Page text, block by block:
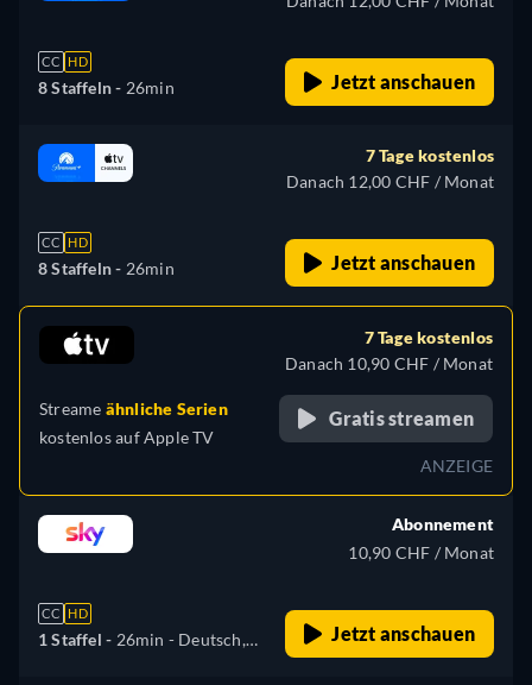
CC HD
8 Staffeln - 26min Jetzt anschauen
CC HD
8 Staffeln - 26min
7 Tage kostenlos
Danach 12,00 CHF / Monat
Jetzt anschauen
Streame ähnliche Serien
kostenlos aufApple TV
7 Tage kostenlos
Danach 10,90 CHF / Monat
Gratis streamen
ANZEIGE
CC HD
1 Staffel - 26min - Deutsch,
Abonnement
10,90 CHF / Monat
Jetzt anschauen